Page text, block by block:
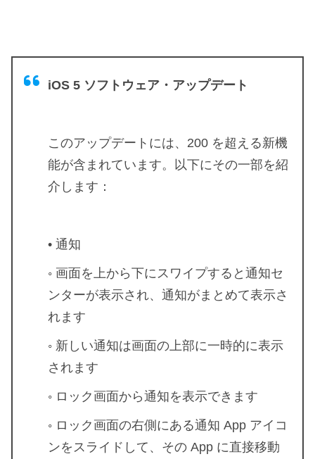
iOS 5 ソフトウェア・アップデート
このアップデートには、200 を超える新機
能が含まれています。以下にその一部を紹
介します：
• 通知
◦ 画面を上から下にスワイプすると通知セ
ンターが表示され、通知がまとめて表示さ
れます
◦ 新しい通知は画面の上部に一時的に表示
されます
◦ ロック画面から通知を表示できます
◦ ロック画面の右側にある通知 App アイコ
ンをスライドして、その App に直接移動